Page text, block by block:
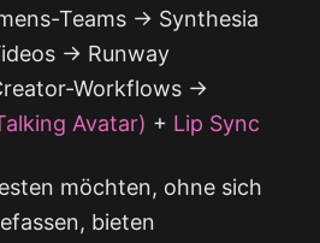
Teams → Synthesia
→ Runway
Workflows →
Avatar) + Lip Sync
möchten, ohne sich
bieten